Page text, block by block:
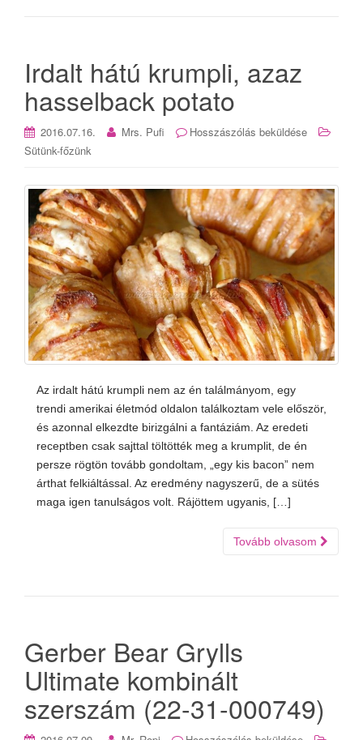
Irdalt hátú krumpli, azaz
hasselback potato
2016.07.16. Mrs. Pufi
Hosszászólás beküldése
Sütünk-főzünk
Az irdalt hátú krumpli nem az én találmányom, egy
trendi amerikai életmód oldalon találkoztam vele először,
és azonnal elkezdte birizgálni a fantáziám. Az eredeti
receptben csak sajttal töltötték meg a krumplit, de én
persze rögtön tovább gondoltam, „egy kis bacon” nem
árthat felkiáltással. Az eredmény nagyszerű, de a sütés
maga igen tanulságos volt. Rájöttem ugyanis, […]
Tovább olvasom
Gerber Bear Grylls
Ultimate kombinált
szerszám (22-31-000749)